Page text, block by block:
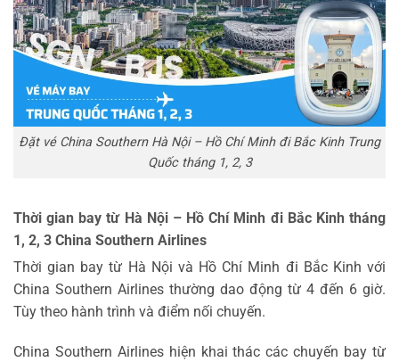
Đặt vé China Southern Hà Nội – Hồ Chí Minh đi Bắc Kinh Trung
Quốc tháng 1, 2, 3
Thời gian bay từ Hà Nội – Hồ Chí Minh đi Bắc Kinh tháng
1, 2, 3 China Southern Airlines
Thời gian bay từ Hà Nội và Hồ Chí Minh đi Bắc Kinh với
China Southern Airlines thường dao động từ 4 đến 6 giờ.
Tùy theo hành trình và điểm nối chuyến.
China Southern Airlines hiện khai thác các chuyến bay từ